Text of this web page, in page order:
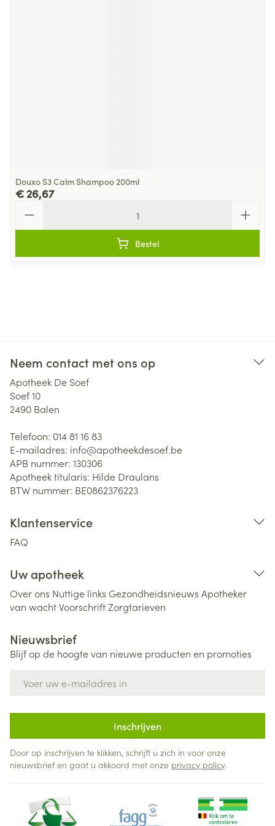
Douxo S3 Calm Shampoo 200ml
€ 26,67
Bestel
Neem contact met ons op
Apotheek De Soef
Soef 10
2490 Balen
Telefoon: 014 81 16 83
E-mailadres: info@apotheekdesoef.be
APB nummer: 130306
Apotheek titularis: Hilde Draulans
BTW nummer: BE0862376223
Klantenservice
FAQ
Uw apotheek
Over ons Nuttige links Gezondheidsnieuws Apotheker
van wachtVoorschriftZorgtarieven
Nieuwsbrief
Blijf op de hoogte van nieuwe producten en promoties
Inschrijven
Door op inschrijven te klikken, schrijft u zich in voor onze
nieuwsbrief en gaat u akkoord met onze privacy policy.